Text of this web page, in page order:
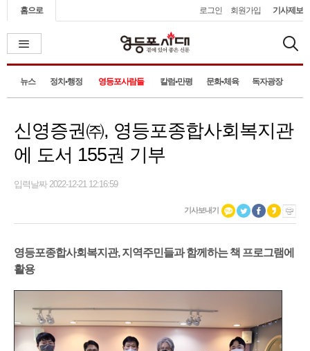
홈으로 로그인 회원가입 기사제보
뉴스 정치•행정 영등포사람들 칼럼•만평 문화•체육 독자광장
신영증권㈜, 영등포종합사회복지관
에 도서 155권 기부
입력날짜 2022-12-21 12:16:59
기사보내기
영등포종합사회복지관, 지역주민들과 함께하는 책 프로그램에
활용